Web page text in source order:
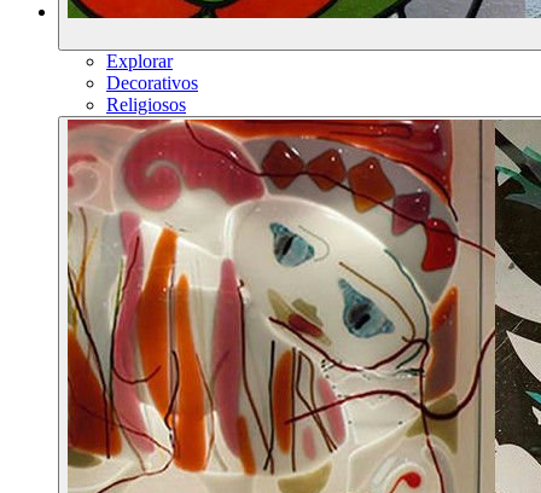
Explorar
Decorativos
Religiosos